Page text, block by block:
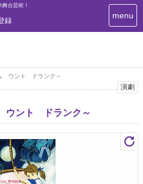
台芸術！
録
T
o
i
g
menu
ウント ドランク～
演劇
ウント ドランク～